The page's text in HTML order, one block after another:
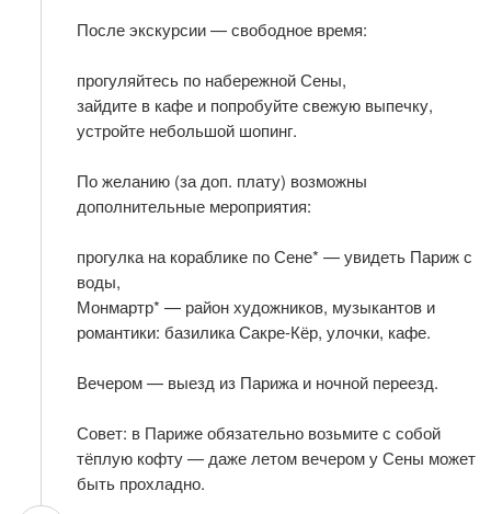
После экскурсии — свободное время:
прогуляйтесь по набережной Сены,
зайдите в кафе и попробуйте свежую выпечку,
устройте небольшой шопинг.
По желанию (за доп. плату) возможны
дополнительные мероприятия:
прогулка на кораблике по Сене* — увидеть Париж с
воды,
Монмартр* — район художников, музыкантов и
романтики: базилика Сакре-Кёр, улочки, кафе.
Вечером — выезд из Парижа и ночной переезд.
Совет: в Париже обязательно возьмите с собой
тёплую кофту — даже летом вечером у Сены может
быть прохладно.